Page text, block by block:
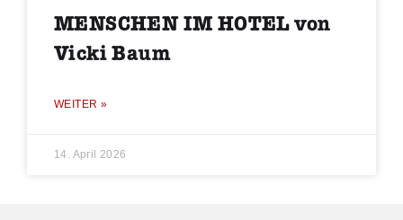
MENSCHEN IM HOTEL von
Vicki Baum
WEITER »
14. April 2026